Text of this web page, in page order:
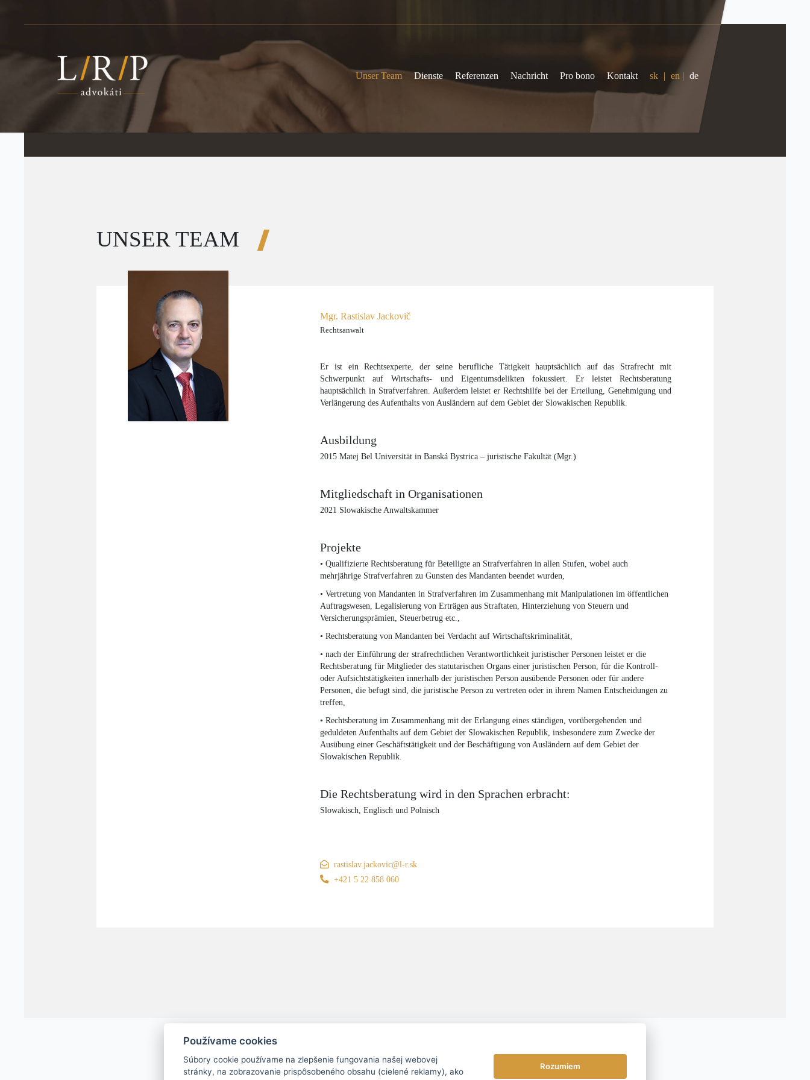
Unser Team Dienste Referenzen Nachricht Pro bono Kontakt sk | en | de
UNSER TEAM
Mgr. Rastislav Jackovič
Rechtsanwalt
Er ist ein Rechtsexperte, der seine berufliche Tätigkeit hauptsächlich auf das Strafrecht mit
Schwerpunkt auf Wirtschafts- und Eigentumsdelikten fokussiert. Er leistet Rechtsberatung
hauptsächlich in Strafverfahren. Außerdem leistet er Rechtshilfe bei der Erteilung, Genehmigung und
Verlängerung des Aufenthalts von Ausländern auf dem Gebiet der Slowakischen Republik.
Ausbildung
2015 Matej Bel Universität in Banská Bystrica – juristische Fakultät (Mgr.)
Mitgliedschaft in Organisationen
2021 Slowakische Anwaltskammer
Projekte
• Qualifizierte Rechtsberatung für Beteiligte an Strafverfahren in allen Stufen, wobei auch
mehrjährige Strafverfahren zu Gunsten des Mandanten beendet wurden,
• Vertretung von Mandanten in Strafverfahren im Zusammenhang mit Manipulationen im öffentlichen
Auftragswesen, Legalisierung von Erträgen aus Straftaten, Hinterziehung von Steuern und
Versicherungsprämien, Steuerbetrug etc.,
• Rechtsberatung von Mandanten bei Verdacht auf Wirtschaftskriminalität,
• nach der Einführung der strafrechtlichen Verantwortlichkeit juristischer Personen leistet er die
Rechtsberatung für Mitglieder des statutarischen Organs einer juristischen Person, für die Kontroll-
oder Aufsichtstätigkeiten innerhalb der juristischen Person ausübende Personen oder für andere
Personen, die befugt sind, die juristische Person zu vertreten oder in ihrem Namen Entscheidungen zu
treffen,
• Rechtsberatung im Zusammenhang mit der Erlangung eines ständigen, vorübergehenden und
geduldeten Aufenthalts auf dem Gebiet der Slowakischen Republik, insbesondere zum Zwecke der
Ausübung einer Geschäftstätigkeit und der Beschäftigung von Ausländern auf dem Gebiet der
Slowakischen Republik.
Die Rechtsberatung wird in den Sprachen erbracht:
Slowakisch, Englisch und Polnisch
rastislav.jackovic@l-r.sk
+421 5 22 858 060
Používame cookies
Súbory cookie používame na zlepšenie fungovania našej webovej
stránky, na zobrazovanie prispôsobeného obsahu (cielené reklamy), ako
Rozumiem